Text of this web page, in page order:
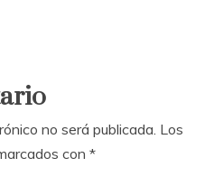
no será publicada. Los
con *